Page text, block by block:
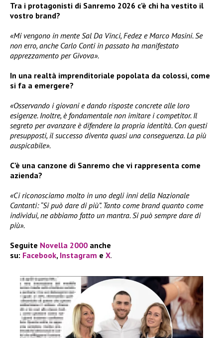
Tra i protagonisti di Sanremo 2026 c’è chi ha vestito il
vostro brand?
«Mi vengono in mente Sal Da Vinci, Fedez e Marco Masini. Se
non erro, anche Carlo Conti in passato ha manifestato
apprezzamento per Givova».
In una realtà imprenditoriale popolata da colossi, come
si fa a emergere?
«Osservando i giovani e dando risposte concrete alle loro
esigenze. Inoltre, è fondamentale non imitare i competitor. Il
segreto per avanzare è difendere la propria identità. Con questi
presupposti, il successo diventa quasi una conseguenza. La più
auspicabile».
C’è una canzone di Sanremo che vi rappresenta come
azienda?
«Ci riconosciamo molto in uno degli inni della Nazionale
Cantanti: “Si può dare di più”. Tanto come brand quanto come
individui, ne abbiamo fatto un mantra. Si può sempre dare di
più».
Seguite Novella 2000 anche
su: Facebook, Instagram e X.